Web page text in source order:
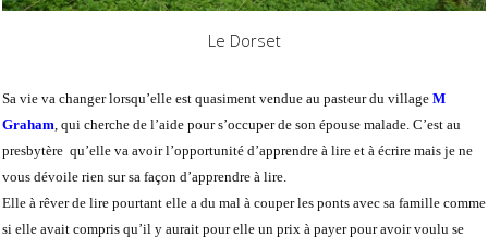
Le Dorset
Sa vie va changer lorsqu’elle est quasiment vendue au pasteur du village M
Graham, qui cherche de l’aide pour s’occuper de son épouse malade. C’est au
presbytère qu’elle va avoir l’opportunité d’apprendre à lire et à écrire mais je ne
vous dévoile rien sur sa façon d’apprendre à lire.
Elle à rêver de lire pourtant elle a du mal à couper les ponts avec sa famille comme
si elle avait compris qu’il y aurait pour elle un prix à payer pour avoir voulu se